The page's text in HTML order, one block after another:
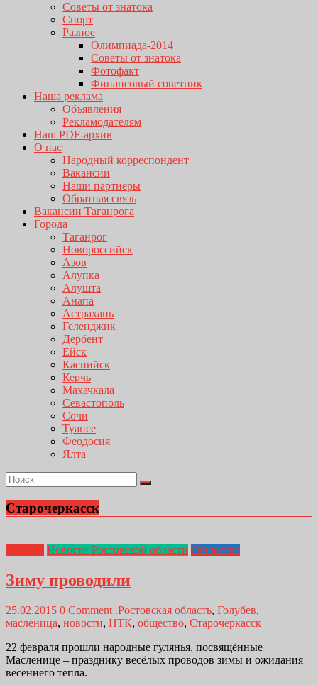
Советы от знатока
Спорт
Разное
Олимпиада-2014
Советы от знатока
Фотофакт
Финансовый советник
Наша реклама
Объявления
Рекламодателям
Наш PDF-архив
О нас
Народный корреспондент
Вакансии
Наши партнеры
Обратная связь
Вакансии Таганрога
Города
Таганрог
Новороссийск
Азов
Алупка
Алушта
Анапа
Астрахань
Геленджик
Дербент
Ейск
Каспийск
Керчь
Махачкала
Севастополь
Сочи
Туапсе
Феодосия
Ялта
Старочеркасск
Новости Ростовской области Общество
Зиму проводили
25.02.2015 0 Comment .Ростовская область, Голубев,
масленица, новости, НТК, общество, Старочеркасск
22 февраля прошли народные гулянья, посвящённые
Масленице – празднику весёлых проводов зимы и ожидания
весеннего тепла.